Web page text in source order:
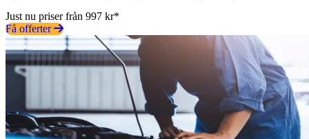
Just nu priser från 997 kr*
Få offerter